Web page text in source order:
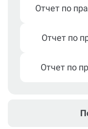
Отчет по
Отчет по
Отчет по